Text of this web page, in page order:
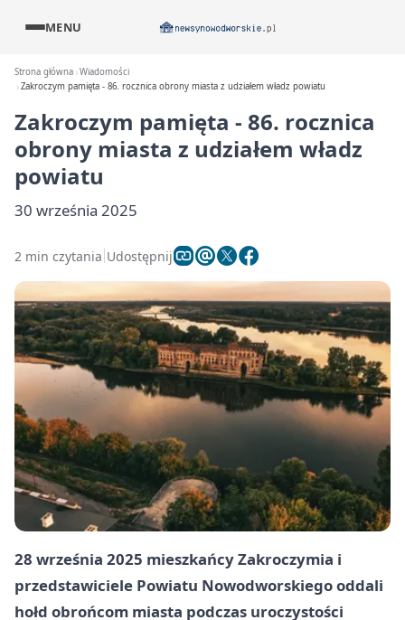
MENU
Strona główna Wiadomości
Zakroczym pamięta - 86. rocznica obrony miasta z udziałem władz powiatu
Zakroczym pamięta - 86. rocznica
obrony miasta z udziałem władz
powiatu
30 września 2025
2 min czytania Udostępnij
28 września 2025 mieszkańcy Zakroczymia i
przedstawiciele Powiatu Nowodworskiego oddali
hołd obrońcom miasta podczas uroczystości